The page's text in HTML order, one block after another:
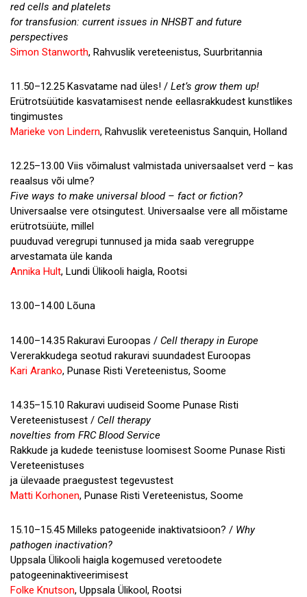
red cells and platelets
for transfusion: current issues in NHSBT and future
perspectives
Simon Stanworth, Rahvuslik vereteenistus, Suurbritannia
11.50–12.25 Kasvatame nad üles! / Let’s grow them up!
Erütrotsüütide kasvatamisest nende eellasrakkudest kunstlikes
tingimustes
Marieke von Lindern, Rahvuslik vereteenistus Sanquin, Holland
12.25–13.00 Viis võimalust valmistada universaalset verd – kas
reaalsus või ulme?
Five ways to make universal blood – fact or fiction?
Universaalse vere otsingutest. Universaalse vere all mõistame
erütrotsüüte, millel
puuduvad veregrupi tunnused ja mida saab veregruppe
arvestamata üle kanda
Annika Hult, Lundi Ülikooli haigla, Rootsi
13.00–14.00 Lõuna
14.00–14.35 Rakuravi Euroopas / Cell therapy in Europe
Vererakkudega seotud rakuravi suundadest Euroopas
Kari Aranko, Punase Risti Vereteenistus, Soome
14.35–15.10 Rakuravi uudiseid Soome Punase Risti
Vereteenistusest / Cell therapy
novelties from FRC Blood Service
Rakkude ja kudede teenistuse loomisest Soome Punase Risti
Vereteenistuses
ja ülevaade praegustest tegevustest
Matti Korhonen, Punase Risti Vereteenistus, Soome
15.10–15.45 Milleks patogeenide inaktivatsioon? / Why
pathogen inactivation?
Uppsala Ülikooli haigla kogemused veretoodete
patogeeninaktiveerimisest
Folke Knutson, Uppsala Ülikool, Rootsi